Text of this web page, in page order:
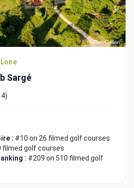
Loire
Sargé
: #10 on 26 filmed golf courses
filmed golf courses
: #209 on 510 filmed golf